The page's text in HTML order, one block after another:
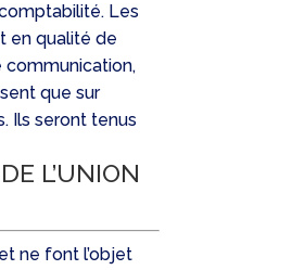
Les
en qualité de
communication,
que sur
Ils seront tenus
L’UNION
ne font l’objet